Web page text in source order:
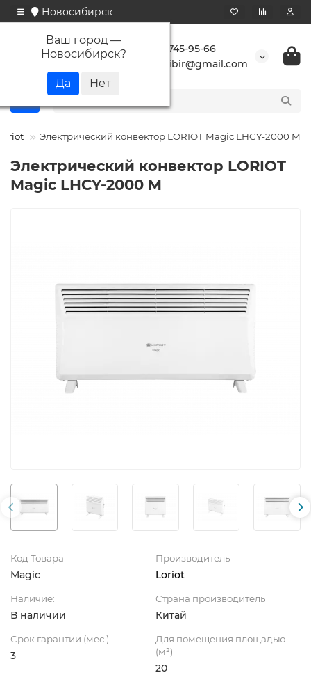
Новосибирск
Ваш город —
Новосибирск?
+7 923 745-95-66
buransibir@gmail.com
Электрический конвектор LORIOT Magic LHCY-2000 M
Электрический конвектор LORIOT
Magic LHCY-2000 M
Код Товара
Magic
Производитель
Loriot
Наличие:
В наличии
Страна производитель
Китай
Срок гарантии (мес.)
3
Для помещения площадью
(м²)
20